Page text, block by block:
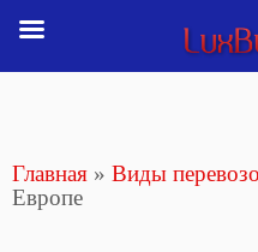
Главная » Виды
Европе